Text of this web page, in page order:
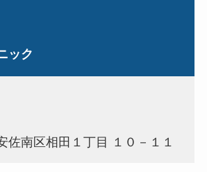
ック
佐南区相田１丁目 １０－１１